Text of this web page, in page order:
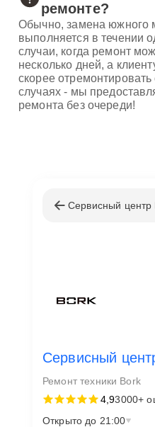
ремонте?
Обычно, замена южного
выполняется в течении
случаи, когда ремонт
несколько дней, а
скорее отремонтировать
случаях - мы
ремонта без очереди!
Сервисный центр
Сервисный
Ремонт техники Bork
4,93000+
Открыто до 21:00